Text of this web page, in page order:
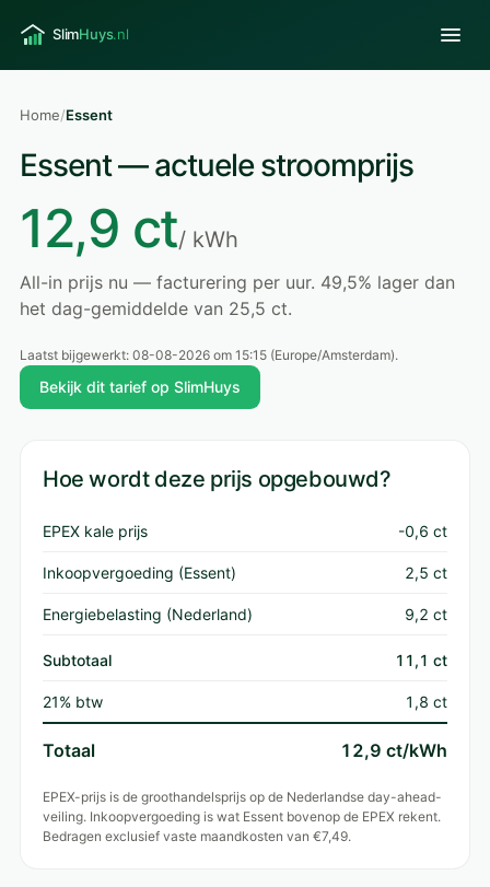
Home/Essent
Essent — actuele stroomprijs
12,9 ct/ kWh
All-in prijs nu — facturering per uur. 49,5% lager dan
het dag-gemiddelde van 25,5 ct.
Laatst bijgewerkt: 08-08-2026 om 15:15 (Europe/Amsterdam).
Bekijk dit tarief op SlimHuys
Hoe wordt deze prijs opgebouwd?
EPEX kale prijs -0,6 ct
Inkoopvergoeding (Essent) 2,5 ct
Energiebelasting (Nederland) 9,2 ct
Subtotaal 11,1 ct
21% btw 1,8 ct
Totaal 12,9 ct/kWh
EPEX-prijs is de groothandelsprijs op de Nederlandse day-ahead-
veiling. Inkoopvergoeding is wat Essent bovenop de EPEX rekent.
Bedragen exclusief vaste maandkosten van €7,49.